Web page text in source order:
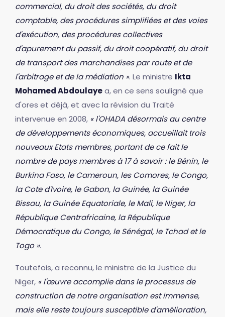
commercial, du droit des sociétés, du droit
comptable, des procédures simplifiées et des voies
d'exécution, des procédures collectives
d'apurement du passif, du droit coopératif, du droit
de transport des marchandises par route et de
l'arbitrage et de la médiation ». Le ministre Ikta
Mohamed Abdoulayea, en ce sens souligné que
d'ores et déjà, et avec la révision du Traité
intervenue en 2008, « l'OHADA désormais au centre
de développements économiques, accueillait trois
nouveaux Etats membres, portant de ce fait le
nombre de pays membres à 17 à savoir : le Bénin, le
Burkina Faso, le Cameroun, les Comores, le Congo,
la Cote d'Ivoire, le Gabon, la Guinée, la Guinée
Bissau, la Guinée Equatoriale, le Mali, le Niger, la
République Centrafricaine, la République
Démocratique du Congo, le Sénégal, le Tchad et le
Togo ».
Toutefois, a reconnu, le ministre de la Justice du
Niger, « l'œuvre accomplie dans le processus de
construction de notre organisation est immense,
mais elle reste toujours susceptible d'amélioration,